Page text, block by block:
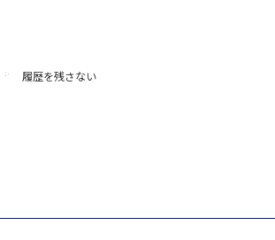
履歴を残さない